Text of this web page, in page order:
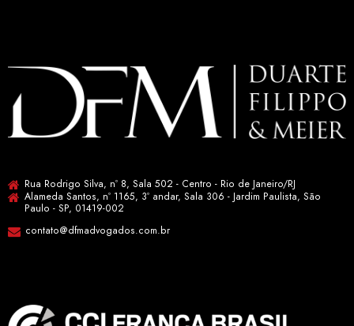
Rua Rodrigo Silva, nº 8, Sala 502 - Centro - Rio de Janeiro/RJ
Alameda Santos, nº 1165, 3º andar, Sala 306 - Jardim Paulista, São
Paulo - SP, 01419-002
contato@dfmadvogados.com.br